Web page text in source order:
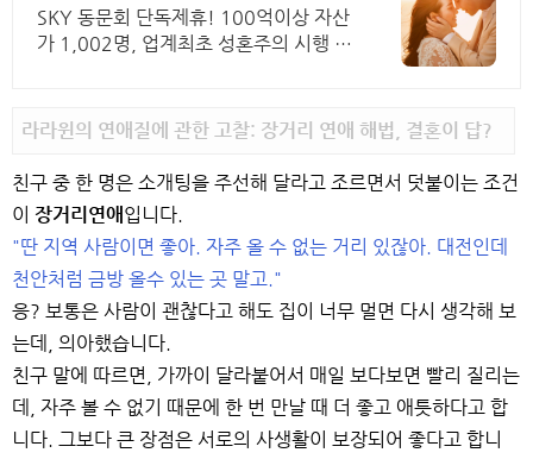
한 상류층 결정사
SKY 동문회 단독제휴! 100억이상 자산
가 1,002명, 업계최초 성혼주의 시행 변
회수상
라라윈의 연애질에 관한 고찰: 장거리 연애 해법, 결혼이 답?
친구 중 한 명은 소개팅을 주선해 달라고 조르면서 덧붙이는 조건
이 장거리연애 입니다.
"딴 지역 사람이면 좋아. 자주 올 수 없는 거리 있잖아. 대전인데
천안처럼 금방 올수 있는 곳 말고."
응? 보통은 사람이 괜찮다고 해도 집이 너무 멀면 다시 생각해 보
는데, 의아했습니다.
친구 말에 따르면, 가까이 달라붙어서 매일 보다보면 빨리 질리는
데, 자주 볼 수 없기 때문에 한 번 만날 때 더 좋고 애틋하다고 합
니다. 그보다 큰 장점은 서로의 사생활이 보장되어 좋다고 합니